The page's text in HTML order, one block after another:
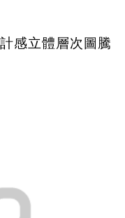
感立體層次圖騰